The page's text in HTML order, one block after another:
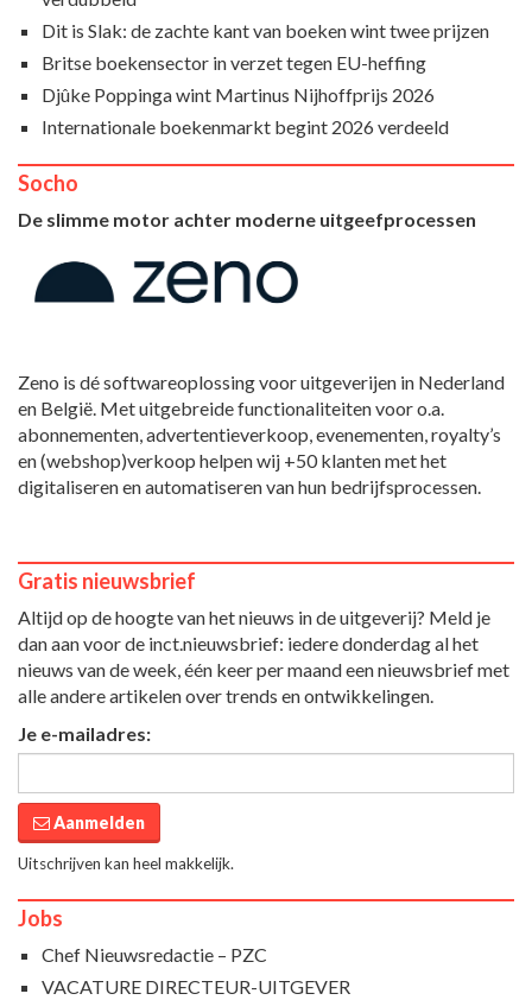
Dit is Slak: de zachte kant van boeken wint twee prijzen
Britse boekensector in verzet tegen EU-heffing
Djûke Poppinga wint Martinus Nijhoffprijs 2026
Internationale boekenmarkt begint 2026 verdeeld
Socho
De slimme motor achter moderne uitgeefprocessen
Zeno is dé softwareoplossing voor uitgeverijen in Nederland
en België. Met uitgebreide functionaliteiten voor o.a.
abonnementen, advertentieverkoop, evenementen, royalty’s
en (webshop)verkoop helpen wij +50 klanten met het
digitaliseren en automatiseren van hun bedrijfsprocessen.
Gratis nieuwsbrief
Altijd op de hoogte van het nieuws in de uitgeverij? Meld je
dan aan voor de inct.nieuwsbrief: iedere donderdag al het
nieuws van de week, één keer per maand een nieuwsbrief met
alle andere artikelen over trends en ontwikkelingen.
Je e-mailadres:
Aanmelden
Uitschrijven kan heel makkelijk.
Jobs
Chef Nieuwsredactie – PZC
VACATURE DIRECTEUR-UITGEVER